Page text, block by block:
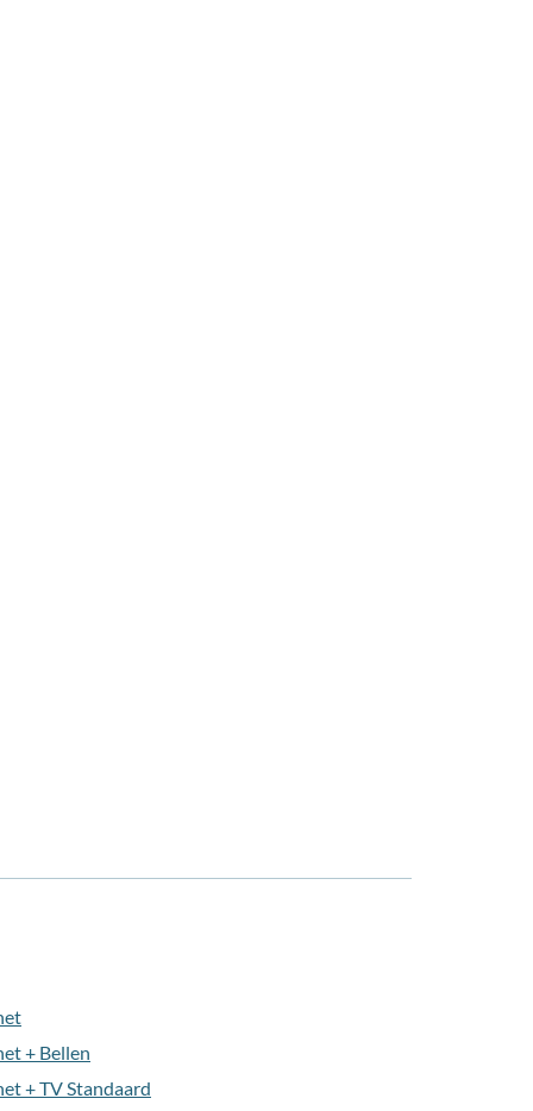
+ Bellen
+ TV Standaard